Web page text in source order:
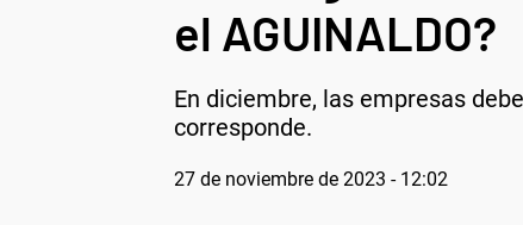
el AGUINALDO?
En diciembre, las empresas
corresponde.
27 de noviembre de 2023 - 12:02